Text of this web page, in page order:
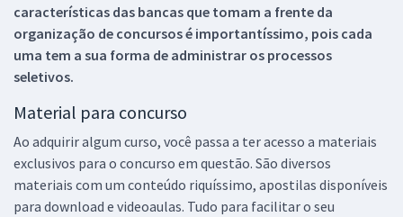
características das bancas que tomam a frente da
organização de concursos é importantíssimo, pois cada
uma tem a sua forma de administrar os processos
seletivos.
Material para concurso
Ao adquirir algum curso, você passa a ter acesso a materiais
exclusivos para o concurso em questão. São diversos
materiais com um conteúdo riquíssimo, apostilas disponíveis
para download e videoaulas. Tudo para facilitar o seu